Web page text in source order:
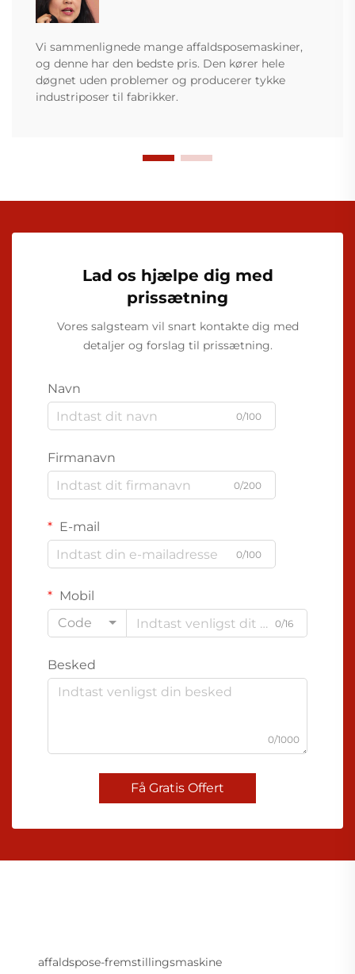
Vi sammenlignede mange affaldsposemaskiner,
og denne har den bedste pris. Den kører hele
døgnet uden problemer og producerer tykke
industriposer til fabrikker.
Lad os hjælpe dig med
prissætning
Vores salgsteam vil snart kontakte dig med
detaljer og forslag til prissætning.
Navn
0/100
Firmanavn
0/200
E-mail
0/100
Mobil
Code
0/16
Besked
0/1000
Få Gratis Offert
affaldspose-fremstillingsmaskine